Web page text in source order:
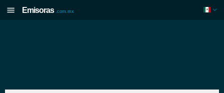
Emisoras .com.mx